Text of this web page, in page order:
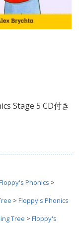
Stage 5 CD付き
Phonics >
> Floppy's Phonics
Tree > Floppy's